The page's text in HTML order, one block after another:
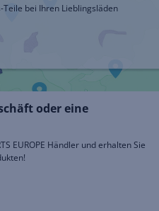
Teile bei Ihren Lieblingsläden
oder eine
EUROPE Händler und erhalten Sie